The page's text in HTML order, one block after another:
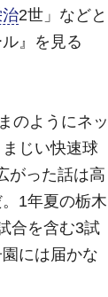
2世」などと
』を見る
のようにネッ
じい快速球
がった話は高
1年夏の栃木
合を含む3試
には届かな